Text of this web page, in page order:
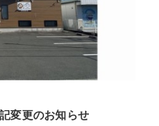
変更のお知らせ